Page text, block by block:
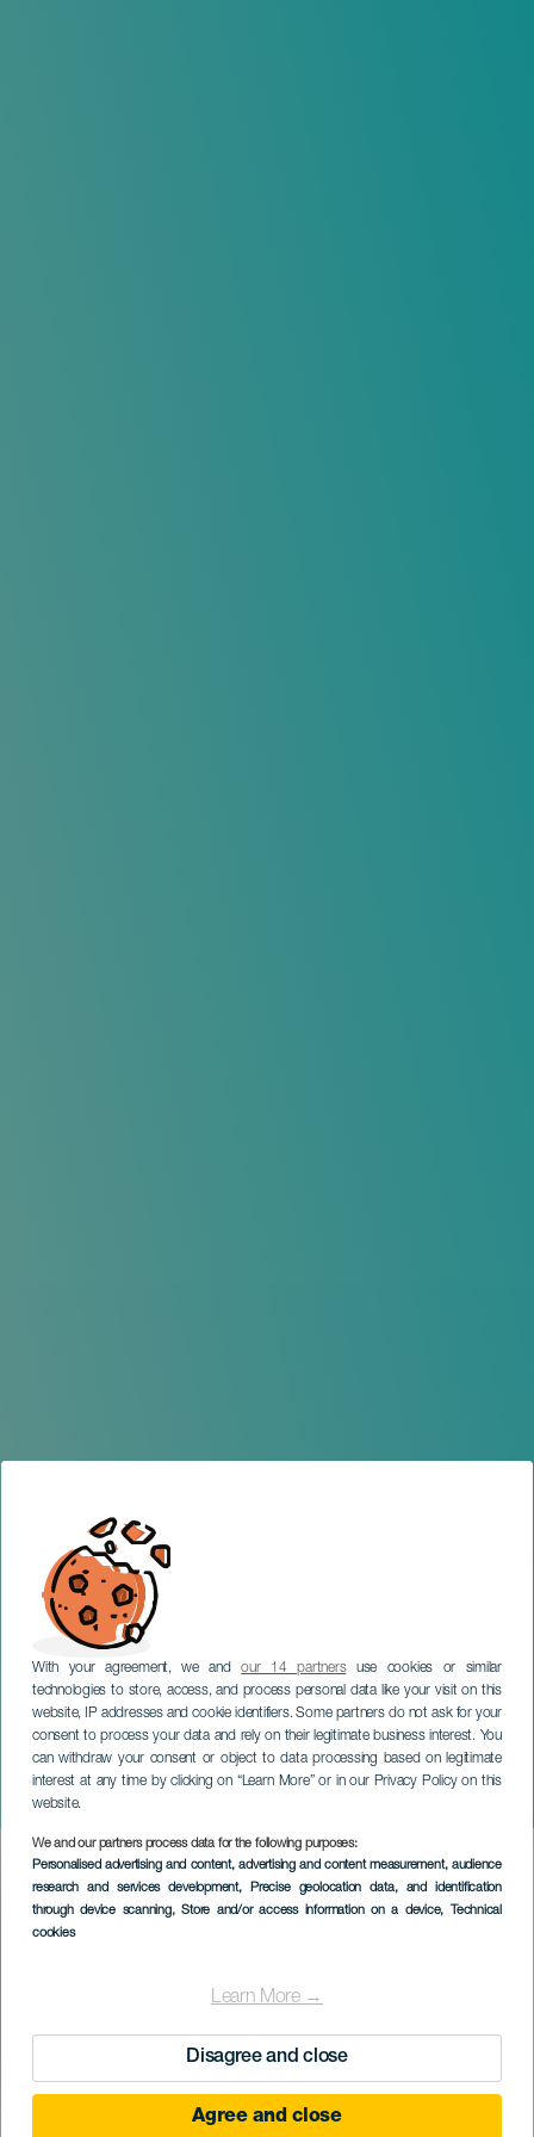
With your agreement, we andour 14 partnersuse cookies or similar
technologies to store, access, and process personal data like your visit on this
website, IP addresses and cookie identifiers. Some partners do not ask for your
consent to process your data and rely on their legitimate business interest. You
can withdraw your consent or object to data processing based on legitimate
interest at any time by clicking on “Learn More” or in our Privacy Policy on this
website.
We and our partners process data for the following purposes:
Personalised advertising and content, advertising and content measurement, audience
research and services development, Precise geolocation data, and identification
through device scanning, Store and/or access information on a device, Technical
cookies
Learn More →
Disagree and close
Agree and close
Tanquitos Runner's
Cardón
LANZAROTE
Imagen
Listado